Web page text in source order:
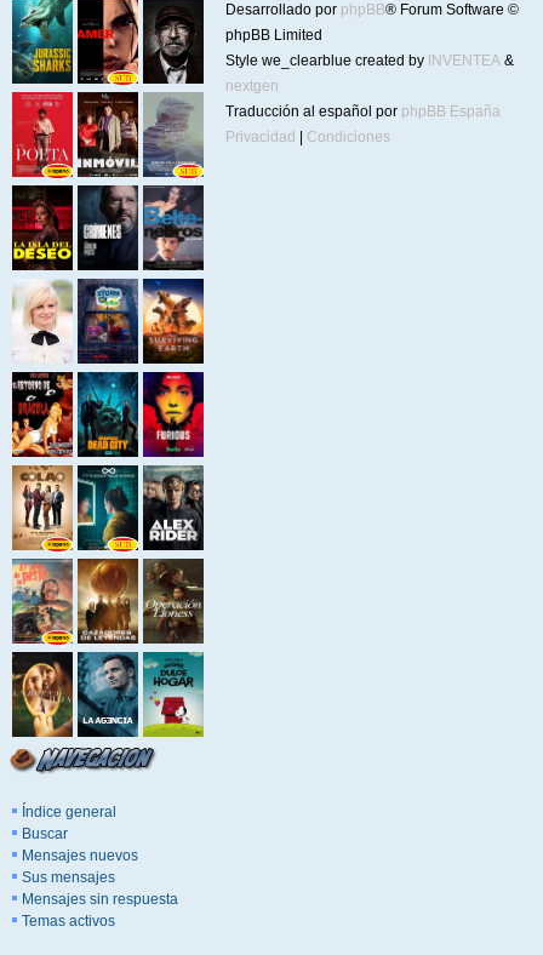
Índice general
Buscar
Mensajes nuevos
Sus mensajes
Mensajes sin respuesta
Temas activos
Desarrollado por phpBB® Forum Software ©
phpBB Limited
Style we_clearblue created by INVENTEA &
nextgen
Traducción al español por phpBB España
Privacidad
Condiciones